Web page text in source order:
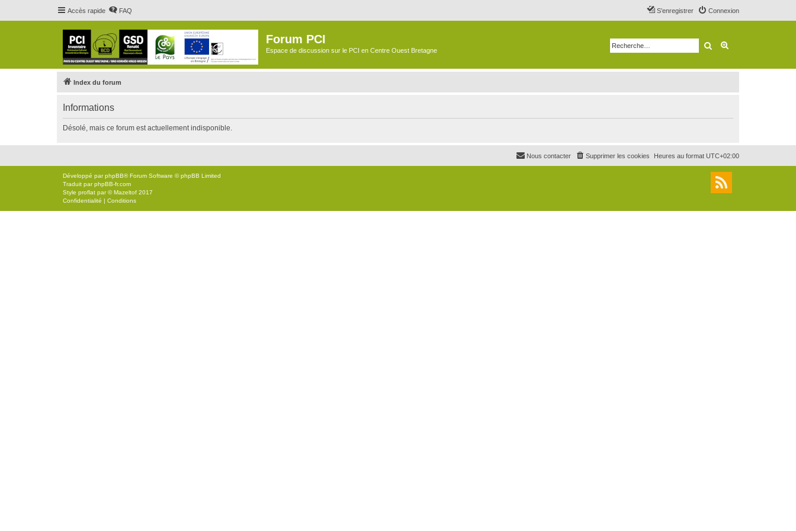
Accès rapide FAQ Connexion
S’enregistrer
Forum PCI
Espace de discussion sur le PCI en Centre Ouest Bretagne Rechercher
Index du forum
Informations
Désolé, mais ce forum est actuellement indisponible.
Heures au format UTC+02:00
Supprimer les cookies
Nous contacter
Développé parphpBB® Forum Software © phpBB Limited
Traduit parphpBB-fr.com
Style proflat par ©Mazeltof 2017
Confidentialité | Conditions